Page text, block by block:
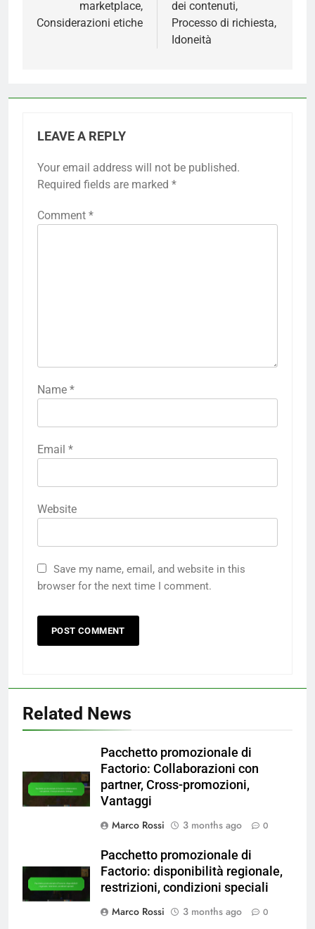
marketplace,
Considerazioni etiche
dei contenuti,
Processo di richiesta,
Idoneità
LEAVE A REPLY
Your email address will not be published.
Required fields are marked *
Comment *
Name *
Email *
Website
Save my name, email, and website in this
browser for the next time I comment.
Related News
Pacchetto promozionale di
Factorio: Collaborazioni con
partner, Cross-promozioni,
Vantaggi
Marco Rossi
3 months ago 0
Pacchetto promozionale di
Factorio: disponibilità regionale,
restrizioni, condizioni speciali
Marco Rossi
3 months ago 0